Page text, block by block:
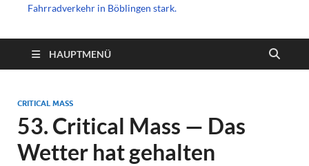
Fahrradverkehr in Böblingen stark.
HAUPTMENÜ
CRITICAL MASS
53. Critical Mass — Das
Wetter hat gehalten